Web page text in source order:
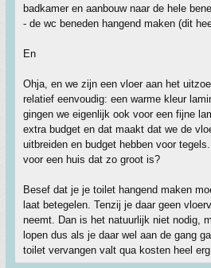
badkamer en aanbouw naar de hele
- de wc beneden hangend maken (dit
En
Ohja, en we zijn een vloer aan het
relatief eenvoudig: een warme kleur
gingen we eigenlijk ook voor een fijne
extra budget en dat maakt dat we de
uitbreiden en budget hebben voor
voor een huis dat zo groot is?
Besef dat je je toilet hangend maken
laat betegelen. Tenzij je daar geen
neemt. Dan is het natuurlijk niet nodig,
lopen dus als je daar wel aan de gang
toilet vervangen valt qua kosten heel